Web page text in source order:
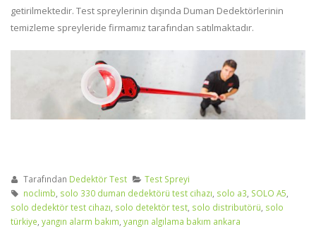
getirilmektedir. Test spreylerinin dışında Duman Dedektörlerinin
temizleme spreyleride firmamız tarafından satılmaktadır.
Tarafından Dedektör Test
Test Spreyi
noclimb, solo 330 duman dedektörü test cihazı, solo a3, SOLO A5,
solo dedektör test cihazı, solo detektör test, solo distributörü, solo
türkiye, yangın alarm bakım, yangın algılama bakım ankara